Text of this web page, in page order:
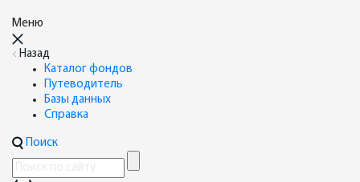
Меню
Назад
Каталог фондов
Путеводитель
Базы данных
Справка
Поиск